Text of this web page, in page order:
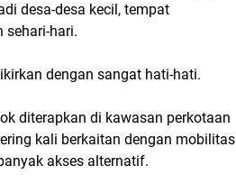
desa-desa kecil, tempat
sehari-hari.
dengan sangat hati-hati.
diterapkan di kawasan perkotaan
kali berkaitan dengan mobilitas
akses alternatif.